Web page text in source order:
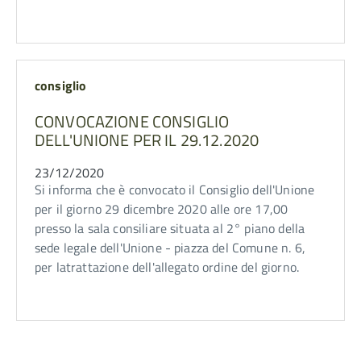
consiglio
CONVOCAZIONE CONSIGLIO
DELL'UNIONE PER IL 29.12.2020
23/12/2020
Si informa che è convocato il Consiglio dell'Unione
per il giorno 29 dicembre 2020 alle ore 17,00
presso la sala consiliare situata al 2° piano della
sede legale dell'Unione - piazza del Comune n. 6,
per latrattazione dell'allegato ordine del giorno.